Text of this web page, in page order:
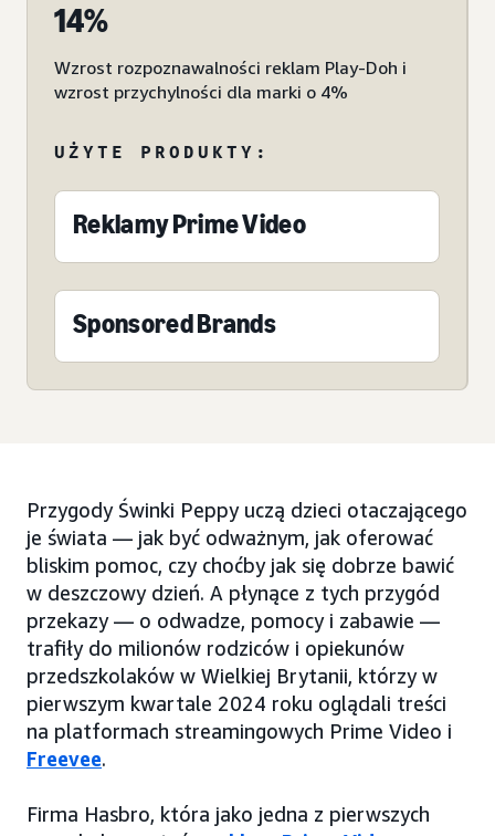
14%
Wzrost rozpoznawalności reklam Play-Doh i
wzrost przychylności dla marki o 4%
UŻYTE PRODUKTY:
Reklamy Prime Video
Sponsored Brands
Przygody Świnki Peppy uczą dzieci otaczającego
je świata — jak być odważnym, jak oferować
bliskim pomoc, czy choćby jak się dobrze bawić
w deszczowy dzień. A płynące z tych przygód
przekazy — o odwadze, pomocy i zabawie —
trafiły do milionów rodziców i opiekunów
przedszkolaków w Wielkiej Brytanii, którzy w
pierwszym kwartale 2024 roku oglądali treści
na platformach streamingowych Prime Video i
Freevee.
Firma Hasbro, która jako jedna z pierwszych